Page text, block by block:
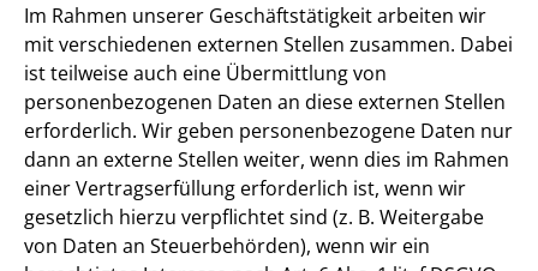
Im Rahmen unserer Geschäftstätigkeit arbeiten wir
mit verschiedenen externen Stellen zusammen. Dabei
ist teilweise auch eine Übermittlung von
personenbezogenen Daten an diese externen Stellen
erforderlich. Wir geben personenbezogene Daten nur
dann an externe Stellen weiter, wenn dies im Rahmen
einer Vertragserfüllung erforderlich ist, wenn wir
gesetzlich hierzu verpflichtet sind (z. B. Weitergabe
von Daten an Steuerbehörden), wenn wir ein